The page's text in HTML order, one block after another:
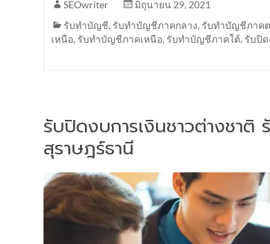
SEOwriter
มิถุนายน 29, 2021
รับทำบัญชี, รับทำบัญชีภาคกลาง, รับทำบัญชีภาค
เหนือ, รับทำบัญชีภาคเหนือ, รับทำบัญชีภาคใต้, รับปิด
รับปิดงบการเงินชาวต่างชาติ
สุราษฎร์ธานี